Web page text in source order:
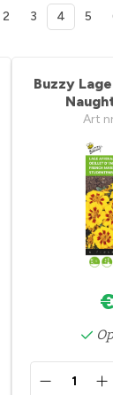
2 3 4 5
Buzzy
Art